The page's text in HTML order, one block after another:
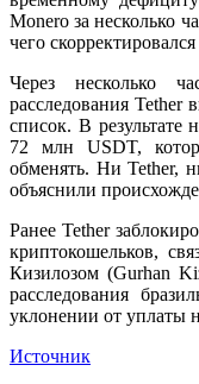
Monero за несколько
чего
Через несколько
расследования
список. В результате
72 млн USDT,
обменять. Ни Tether,
объяснили
Ранее Tether
криптокошельков,
Кизилозом (Gurhan
расследования
уклонении от уплаты
Источник